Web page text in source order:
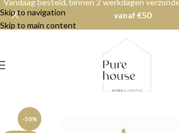
Skip to navigation
Skip to main content
Vandaag besteld, binnen 2 werkdagen
vanaf €50
-50%